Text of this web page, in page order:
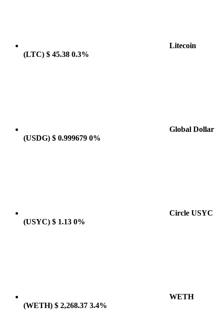
Litecoin
(LTC) $ 45.38 0.3%
Global Dollar
(USDG) $ 0.999679 0%
Circle USYC
(USYC) $ 1.13 0%
WETH
(WETH) $ 2,268.37 3.4%